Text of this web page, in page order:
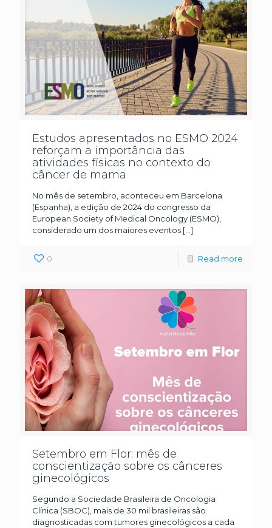
Estudos apresentados no ESMO 2024
reforçam a importância das
atividades físicas no contexto do
câncer de mama
No mês de setembro, aconteceu em Barcelona
(Espanha), a edição de 2024 do congresso da
European Society of Medical Oncology (ESMO),
considerado um dos maiores eventos […]
0 Read more
Setembro em Flor: mês de
conscientização sobre os cânceres
ginecológicos
Segundo a Sociedade Brasileira de Oncologia
Clínica (SBOC), mais de 30 mil brasileiras são
diagnosticadas com tumores ginecológicos a cada